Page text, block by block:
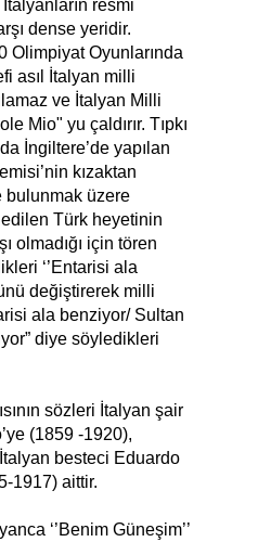
İtalyanların resmi
dense yeridir.
Olimpiyat Oyunlarında
asıl İtalyan milli
ve İtalyan Milli
Mio" yu çaldırır. Tıpkı
İngiltere’de yapılan
kızaktan
bulunmak üzere
edilen Türk heyetinin
olmadığı için tören
‘’Entarisi ala
değiştirerek milli
ala benziyor/ Sultan
diye söyledikleri
sözleri İtalyan şair
(1859 -1920),
besteci Eduardo
1917) aittir.
‘’Benim Güneşim’’